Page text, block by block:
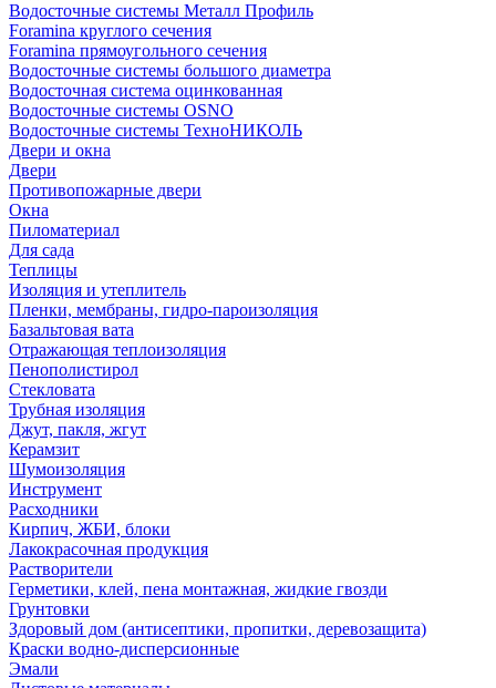
Водосточные системы Металл Профиль
Foramina круглого сечения
Foramina прямоугольного сечения
Водосточные системы большого диаметра
Водосточная система оцинкованная
Водосточные системы OSNO
Водосточные системы ТехноНИКОЛЬ
Двери и окна
Двери
Противопожарные двери
Окна
Пиломатериал
Для сада
Теплицы
Изоляция и утеплитель
Пленки, мембраны, гидро-пароизоляция
Базальтовая вата
Отражающая теплоизоляция
Пенополистирол
Стекловата
Трубная изоляция
Джут, пакля, жгут
Керамзит
Шумоизоляция
Инструмент
Расходники
Кирпич, ЖБИ, блоки
Лакокрасочная продукция
Растворители
Герметики, клей, пена монтажная, жидкие гвозди
Грунтовки
Здоровый дом (антисептики, пропитки, деревозащита)
Краски водно-дисперсионные
Эмали